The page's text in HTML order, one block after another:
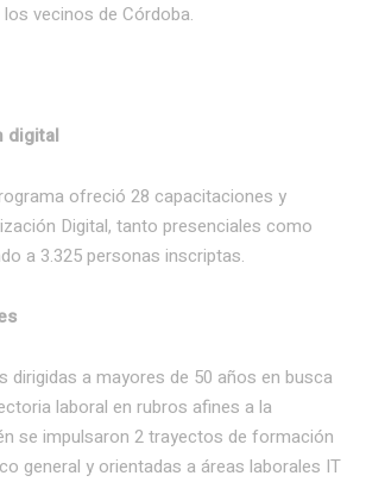
vecinos de Córdoba.
digital
ofreció 28 capacitaciones y
Digital, tanto presenciales como
a 3.325 personas inscriptas.
dirigidas a mayores de 50 años en busca
laboral en rubros afines a la
se impulsaron 2 trayectos de formación
general y orientadas a áreas laborales IT